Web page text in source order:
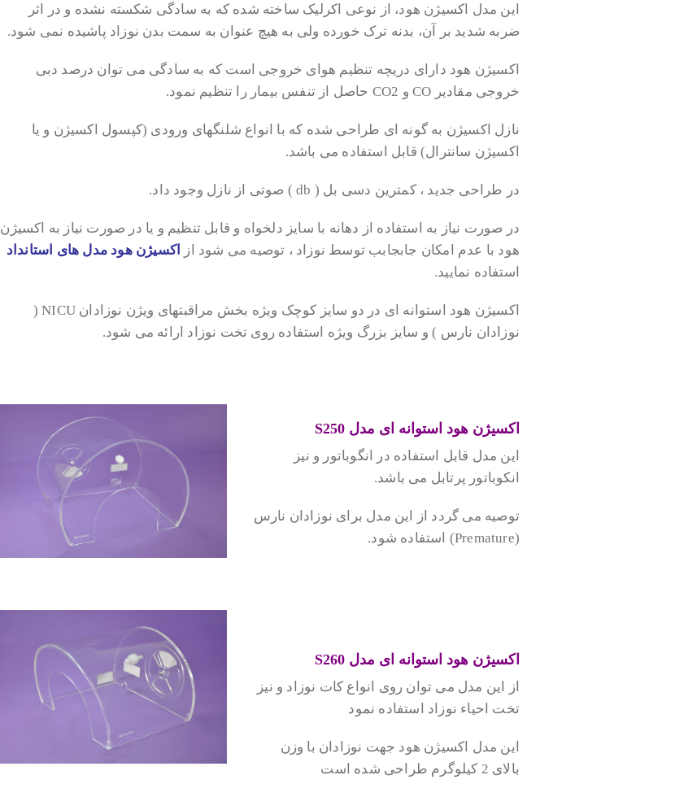
این مدل اکسیژن هود، از نوعی اکرلیک ساخته شده که به سادگی شکسته نشده و در اثر
ضربه شدید بر آن، بدنه ترک خورده ولی به هیچ عنوان به سمت بدن نوزاد پاشیده نمی شود.
اکسیژن هود دارای دریچه تنظیم هوای خروجی است که به سادگی می توان درصد دبی
خروجی مقادیر CO و CO2 حاصل از تنفس بیمار را تنظیم نمود.
نازل اکسیژن به گونه ای طراحی شده که با انواع شلنگهای ورودی (کپسول اکسیژن و یا
اکسیژن سانترال) قابل استفاده می باشد.
در طراحی جدید ، کمترین دسی بل ( db ) صوتی از نازل وجود داد.
در صورت نیاز به استفاده از دهانه با سایز دلخواه و قابل تنظیم و یا در صورت نیاز به اکسیژن
هود با عدم امکان جابجابب توسط نوزاد ، توصیه می شود از
اکسیژن هود مدل های استانداد
استفاده نمایید.
اکسیژن هود استوانه ای در دو سایز کوچک ویژه بخش مراقبتهای ویژن نوزادان NICU (
نوزادان نارس ) و سایز بزرگ ویژه استفاده روی تخت نوزاد ارائه می شود.
اکسیژن هود استوانه ای مدل S250
این مدل قابل استفاده در انگوباتور و نیز
انکوباتور پرتابل می باشد.
توصیه می گردد از این مدل برای نوزادان نارس
(Premature) استفاده شود.
اکسیژن هود استوانه ای مدل S260
از این مدل می توان روی انواع کات نوزاد و نیز
تخت احیاء نوزاد استفاده نمود
این مدل اکسیژن هود جهت نوزادان با وزن
بالای 2 کیلوگرم طراحی شده است